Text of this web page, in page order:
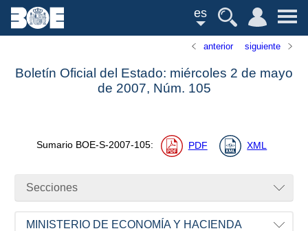
es
anterior siguiente
Boletín Oficial del Estado: miércoles 2 de mayo
de 2007, Núm. 105
Sumario BOE-S-2007-105: PDF XML
Secciones
MINISTERIO DE ECONOMÍA Y HACIENDA